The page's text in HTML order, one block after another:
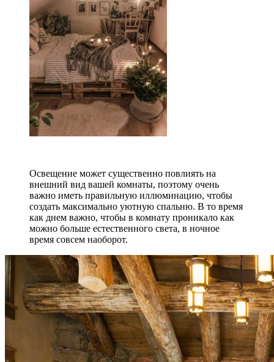
Освещение может существенно повлиять на
внешний вид вашей комнаты, поэтому очень
важно иметь правильную иллюминацию, чтобы
создать максимально уютную спальню. В то время
как днем ​​важно, чтобы в комнату проникало как
можно больше естественного света, в ночное
время совсем наоборот.